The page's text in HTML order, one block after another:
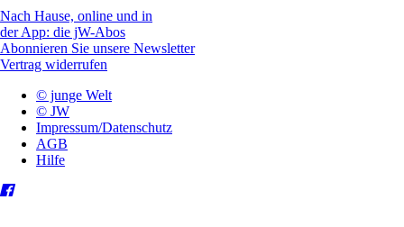
Nach Hause, online und in
der App: die jW-Abos
Abonnieren Sie unsere Newsletter
Vertrag widerrufen
© junge Welt
© JW
Impressum/Datenschutz
AGB
Hilfe